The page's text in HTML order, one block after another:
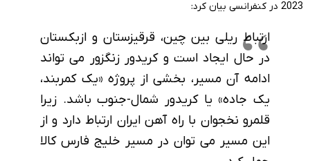
2023 در کنفرانسی بیان کرد:
ارتباط ریلی بین چین، قرقیزستان و ازبکستان
در حال ایجاد است و کریدور زنگزور می تواند
ادامه آن مسیر، بخشی از پروژه «یک کمربند،
یک جاده» یا کریدور شمال-جنوب باشد. زیرا
قلمرو نخجوان با راه آهن ایران ارتباط دارد و از
این مسیر می توان در مسیر خلیج فارس کالا